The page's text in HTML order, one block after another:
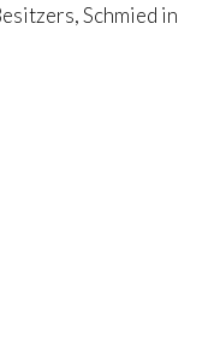
Schmied in